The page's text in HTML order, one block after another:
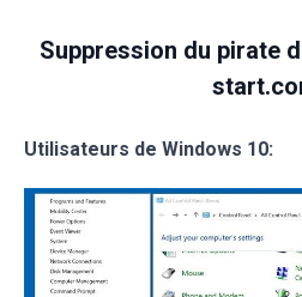
Suppression du pirate
Utilisateurs de Windows 10: